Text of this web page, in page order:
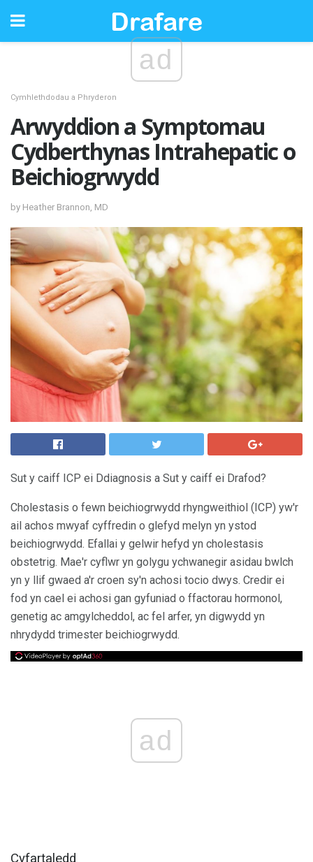
ad
Cymhlethdodau a Phryderon
Arwyddion a Symptomau
Cydberthynas Intrahepatic o
Beichiogrwydd
by Heather Brannon, MD
Sut y caiff ICP ei Ddiagnosis a Sut y caiff ei Drafod?
Cholestasis o fewn beichiogrwydd rhyngweithiol (ICP) yw'r
ail achos mwyaf cyffredin o glefyd melyn yn ystod
beichiogrwydd. Efallai y gelwir hefyd yn cholestasis
obstetrig. Mae'r cyflwr yn golygu ychwanegir asidau bwlch
yn y llif gwaed a'r croen sy'n achosi tocio dwys. Credir ei
fod yn cael ei achosi gan gyfuniad o ffactorau hormonol,
genetig ac amgylcheddol, ac fel arfer, yn digwydd yn
nhrydydd trimester beichiogrwydd.
ad
Cyfartaledd